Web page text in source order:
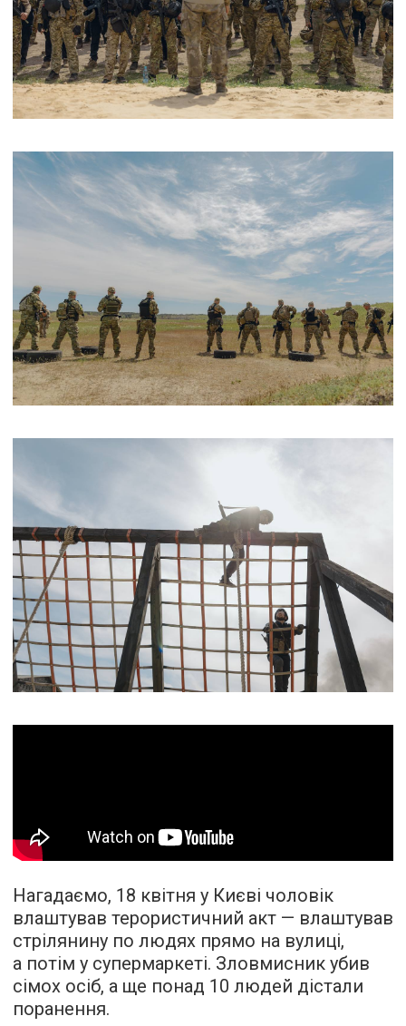
Нагадаємо, 18 квітня у Києві чоловік
влаштував терористичний акт — влаштував
стрілянину по людях прямо на вулиці,
а потім у супермаркеті. Зловмисник убив
сімох осіб, а ще понад 10 людей дістали
поранення.